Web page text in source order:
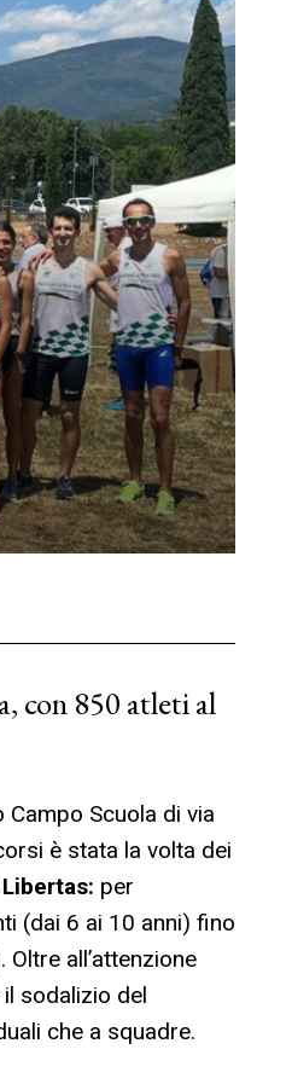
con 850 atleti al
Scuola di via
è stata la volta dei
Libertas: per
(dai 6 ai 10 anni) fino
all’attenzione
sodalizio del
che a squadre.